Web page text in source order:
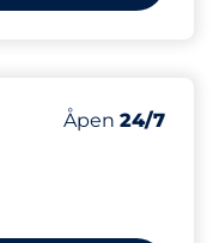
Antall
158
Torsdag&nbsp
Åpen 24/7